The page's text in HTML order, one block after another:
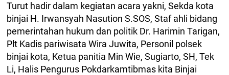
Turut hadir dalam kegiatan acara yakni, Sekda kota
binjai H. Irwansyah Nasution S.SOS, Staf ahli bidang
pemerintahan hukum dan politik Dr. Harimin Tarigan,
Plt Kadis pariwisata Wira Juwita, Personil polsek
binjai kota, Ketua panitia Min Wie, Sugiarto, SH, Tek
Li, Halis Pengurus Pokdarkamtibmas kita Binjai